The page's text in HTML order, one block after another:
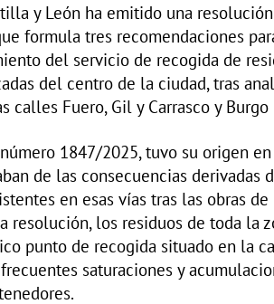
y León ha emitido una
formula tres recomendaciones
del servicio de recogida de
del centro de la ciudad, tras
calles Fuero, Gil y Carrasco y Burgo
1847/2025, tuvo su origen
de las consecuencias derivadas
en esas vías tras las obras de
resolución, los residuos de toda la
punto de recogida situado en la
saturaciones y